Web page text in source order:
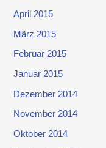
April 2015
März 2015
Februar 2015
Januar 2015
Dezember 2014
November 2014
Oktober 2014